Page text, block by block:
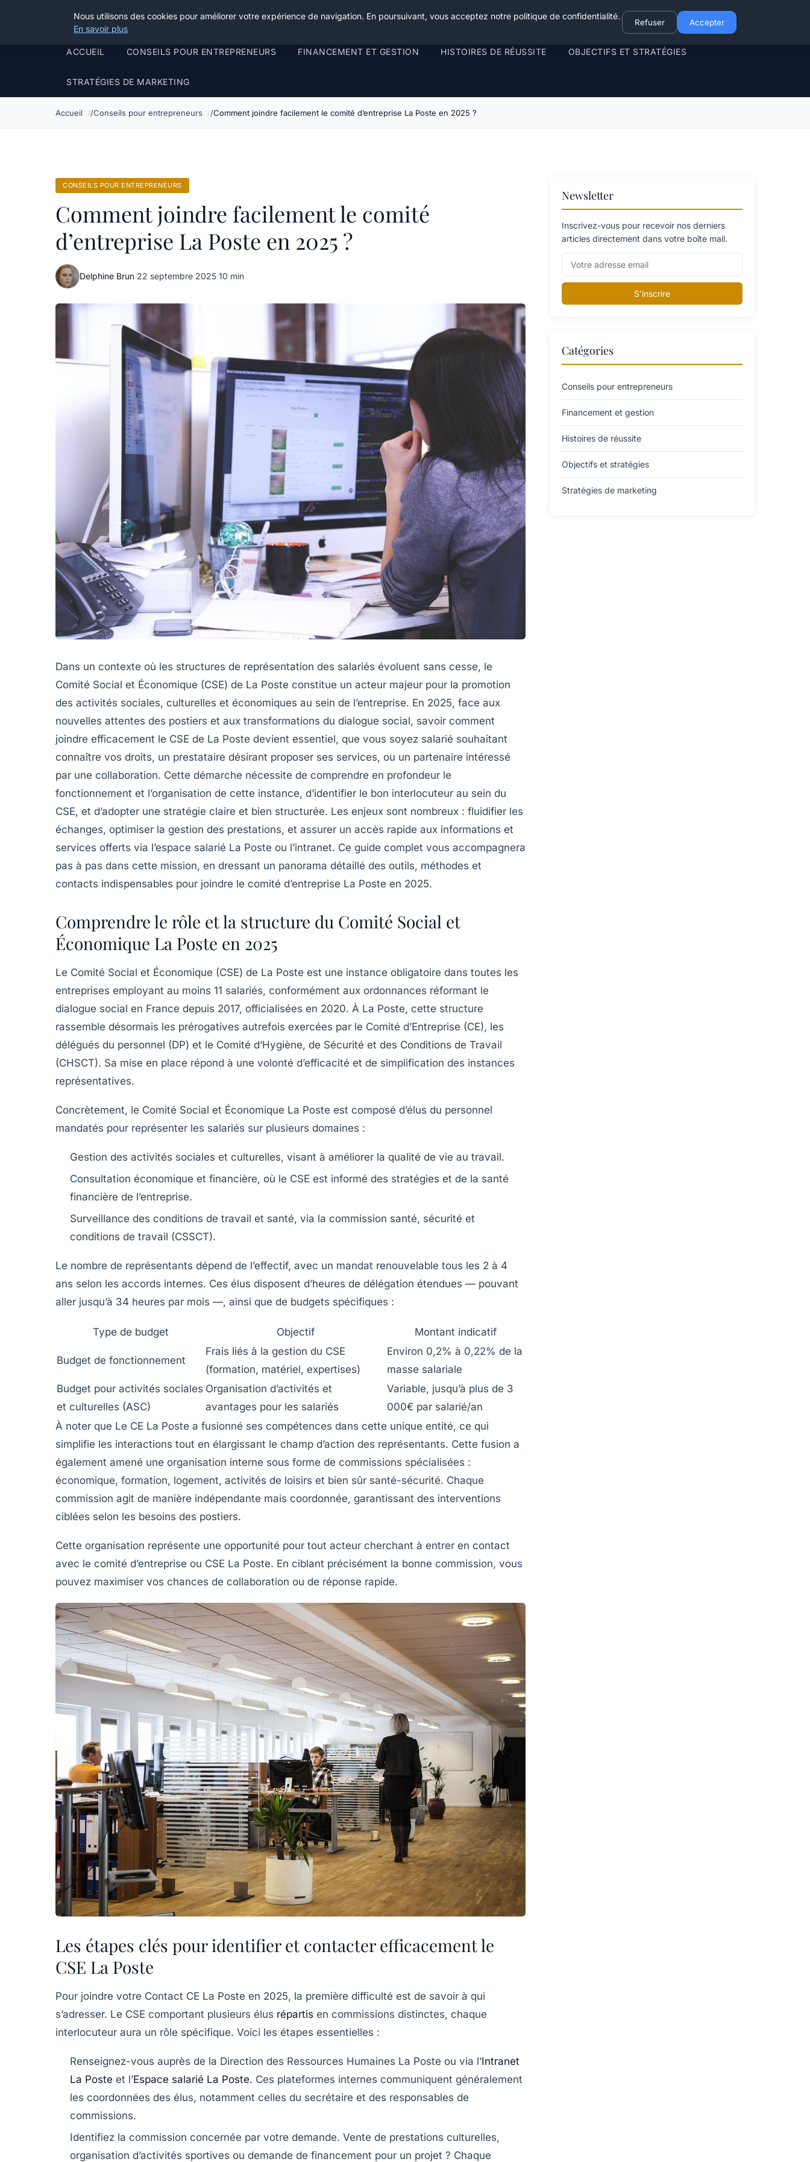
Henry Panky
ACCUEIL CONSEILS POUR ENTREPRENEURS FINANCEMENT ET GESTION HISTOIRES DE RÉUSSITE OBJECTIFS ET STRATÉGIES
STRATÉGIES DE MARKETING
Accueil Conseils pour entrepreneurs Comment joindre facilement le comité d’entreprise La Poste en 2025 ?
CONSEILS POUR ENTREPRENEURS
Comment joindre facilement le comité
d’entreprise La Poste en 2025 ?
Delphine Brun·22 septembre 2025·10 min
Dans un contexte où les structures de représentation des salariés évoluent sans cesse, le
Comité Social et Économique (CSE) de La Poste constitue un acteur majeur pour la promotion
des activités sociales, culturelles et économiques au sein de l’entreprise. En 2025, face aux
nouvelles attentes des postiers et aux transformations du dialogue social, savoir comment
joindre efficacement le CSE de La Poste devient essentiel, que vous soyez salarié souhaitant
connaître vos droits, un prestataire désirant proposer ses services, ou un partenaire intéressé
par une collaboration. Cette démarche nécessite de comprendre en profondeur le
fonctionnement et l’organisation de cette instance, d’identifier le bon interlocuteur au sein du
CSE, et d’adopter une stratégie claire et bien structurée. Les enjeux sont nombreux : fluidifier les
échanges, optimiser la gestion des prestations, et assurer un accès rapide aux informations et
services offerts via l’espace salarié La Poste ou l’intranet. Ce guide complet vous accompagnera
pas à pas dans cette mission, en dressant un panorama détaillé des outils, méthodes et
contacts indispensables pour joindre le comité d’entreprise La Poste en 2025.
Comprendre le rôle et la structure du Comité Social et
Économique La Poste en 2025
Le Comité Social et Économique (CSE) de La Poste est une instance obligatoire dans toutes les
entreprises employant au moins 11 salariés, conformément aux ordonnances réformant le
dialogue social en France depuis 2017, officialisées en 2020. À La Poste, cette structure
rassemble désormais les prérogatives autrefois exercées par le Comité d’Entreprise (CE), les
délégués du personnel (DP) et le Comité d’Hygiène, de Sécurité et des Conditions de Travail
(CHSCT). Sa mise en place répond à une volonté d’efficacité et de simplification des instances
représentatives.
Concrètement, le Comité Social et Économique La Poste est composé d’élus du personnel
mandatés pour représenter les salariés sur plusieurs domaines :
Gestion des activités sociales et culturelles, visant à améliorer la qualité de vie au travail.
Consultation économique et financière, où le CSE est informé des stratégies et de la santé
financière de l’entreprise.
Surveillance des conditions de travail et santé, via la commission santé, sécurité et
conditions de travail (CSSCT).
Le nombre de représentants dépend de l’effectif, avec un mandat renouvelable tous les 2 à 4
ans selon les accords internes. Ces élus disposent d’heures de délégation étendues — pouvant
aller jusqu’à 34 heures par mois —, ainsi que de budgets spécifiques :
Type de budget Objectif Montant indicatif
Budget de fonctionnement
Frais liés à la gestion du CSE
(formation, matériel, expertises)
Environ 0,2% à 0,22% de la
masse salariale
Budget pour activités sociales
et culturelles (ASC)
Organisation d’activités et
avantages pour les salariés
Variable, jusqu’à plus de 3
000€ par salarié/an
À noter que Le CE La Poste a fusionné ses compétences dans cette unique entité, ce qui
simplifie les interactions tout en élargissant le champ d’action des représentants. Cette fusion a
également amené une organisation interne sous forme de commissions spécialisées :
économique, formation, logement, activités de loisirs et bien sûr santé-sécurité. Chaque
commission agit de manière indépendante mais coordonnée, garantissant des interventions
ciblées selon les besoins des postiers.
Cette organisation représente une opportunité pour tout acteur cherchant à entrer en contact
avec le comité d’entreprise ou CSE La Poste. En ciblant précisément la bonne commission, vous
pouvez maximiser vos chances de collaboration ou de réponse rapide.
Les étapes clés pour identifier et contacter efficacement le
CSE La Poste
Pour joindre votre Contact CE La Poste en 2025, la première difficulté est de savoir à qui
s’adresser. Le CSE comportant plusieurs élus répartis en commissions distinctes, chaque
interlocuteur aura un rôle spécifique. Voici les étapes essentielles :
Renseignez-vous auprès de la Direction des Ressources Humaines La Poste ou via l’Intranet
La Poste et l’Espace salarié La Poste. Ces plateformes internes communiquent généralement
les coordonnées des élus, notamment celles du secrétaire et des responsables de
commissions.
Identifiez la commission concernée par votre demande. Vente de prestations culturelles,
organisation d’activités sportives ou demande de financement pour un projet ? Chaque
Newsletter
Inscrivez-vous pour recevoir nos derniers
articles directement dans votre boîte mail.
S'inscrire
Catégories
Conseils pour entrepreneurs
Financement et gestion
Histoires de réussite
Objectifs et stratégies
Stratégies de marketing
Nous utilisons des cookies pour améliorer votre expérience de navigation. En poursuivant, vous acceptez notre politique de confidentialité.
En savoir plus
Refuser Accepter